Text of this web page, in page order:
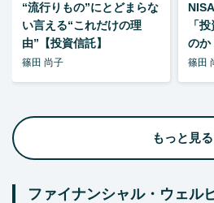
“流行りもの”にとどまらな
い言える“これだけの理
由”【投資信託】
篠田 尚子
「
のか
篠田
もっと見る
ファイナンシャル・ウェル